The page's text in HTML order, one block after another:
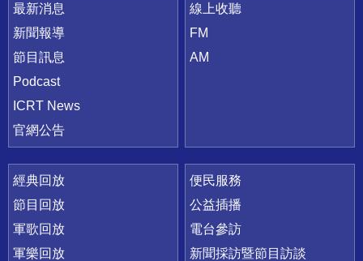
最新消息
新聞報導
節目訊息
Podcast
ICRT News
官網公告
線上收聽
FM
AM
經典回放
節目回放
軍歌回放
軍樂回放
便民服務
公益插播
電台參訪
新聞採訪暨節目訪談